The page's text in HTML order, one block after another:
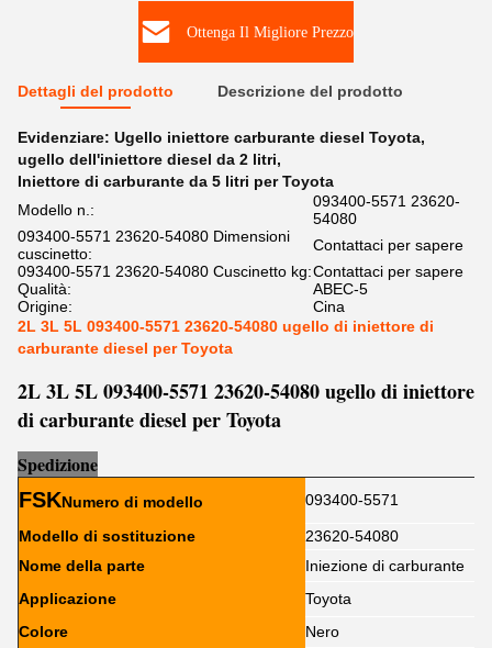
Ottenga Il Migliore Prezzo
Dettagli del prodotto Descrizione del prodotto
Evidenziare: Ugello iniettore carburante diesel Toyota,
ugello dell'iniettore diesel da 2 litri,
Iniettore di carburante da 5 litri per Toyota
Modello n.:
093400-5571 23620-
54080
093400-5571 23620-54080 Dimensioni
cuscinetto:
Contattaci per sapere
093400-5571 23620-54080 Cuscinetto kg:Contattaci per sapere
Qualità:
ABEC-5
Origine:
Cina
2L 3L 5L 093400-5571 23620-54080 ugello di iniettore di
carburante diesel per Toyota
2L 3L 5L 093400-5571 23620-54080 ugello di iniettore
di carburante diesel per Toyota
Spedizione
FSKNumero di modello 093400-5571
Modello di sostituzione
23620-54080
Nome della parte
Iniezione di carburante
Applicazione
Toyota
Colore
Nero